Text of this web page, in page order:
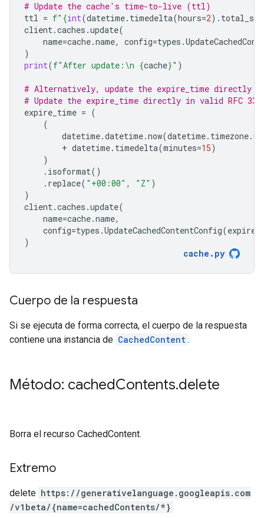
# Update the cache's time-to-live (ttl)
ttl = f" {int(datetime. timedelta(hours=2) .
client.caches .update(
name=cache.name, config=types .
)
print(f"After update: \n {cache}" )
# Alternatively, update the expire_time directly
# Update the expire_time directly in valid RFC
expire_time = (
(
datetime.datetime.now(datetime. timezone.
+ datetime. timedelta(minutes=15)
)
. isoformat()
. replace( "+00:00" , "Z" )
)
client.caches .update(
name=cache.name,
config=types .UpdateCachedContentConfig(
)
cache . py
Cuerpo de la respuesta
Si se ejecuta de forma correcta, el cuerpo de la respuesta
contiene una instancia de CachedContent .
Método: cachedContents.delete
Borra el recurso CachedContent.
Extremo
delete https: / /generativelanguage.googleapis.com
/v1beta/{name=cachedContents/*}